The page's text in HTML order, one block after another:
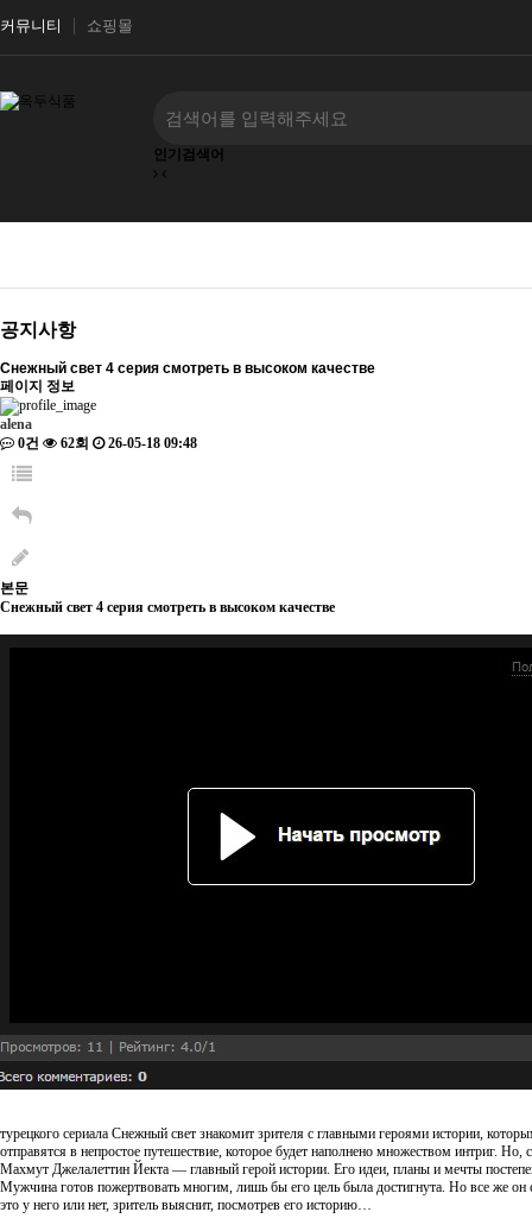
커뮤니티 쇼핑몰
인기검색어
공지사항
Снежный свет 4 серия смотреть в высоком качестве
페이지 정보
alena
0건
62회 26-05-18 09:48
본문
Снежный свет 4 серия смотреть в высоком качестве
турецкого сериала Снежный свет знакомит зрителя с главными героями истории,
отправятся в непростое путешествие, которое будет наполнено множеством интриг.
Махмут Джелалеттин Йекта — главный герой истории. Его идеи, планы и мечты
Мужчина готов пожертвовать многим, лишь бы его цель была достигнута. Но все же он
это у него или нет, зритель выяснит, посмотрев его историю…